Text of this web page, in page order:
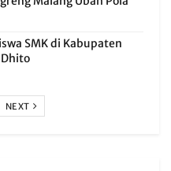
SMK di Kabupaten
Dhito
NEXT